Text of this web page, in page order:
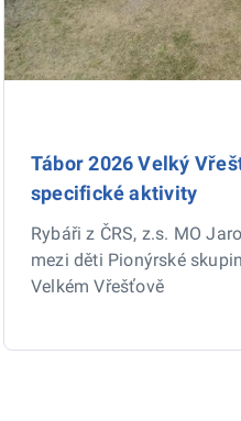
Tábor 2026 Velký
specifické aktivity
Rybáři z ČRS, z.s. MO
mezi děti Pionýrské
Velkém Vřešťově